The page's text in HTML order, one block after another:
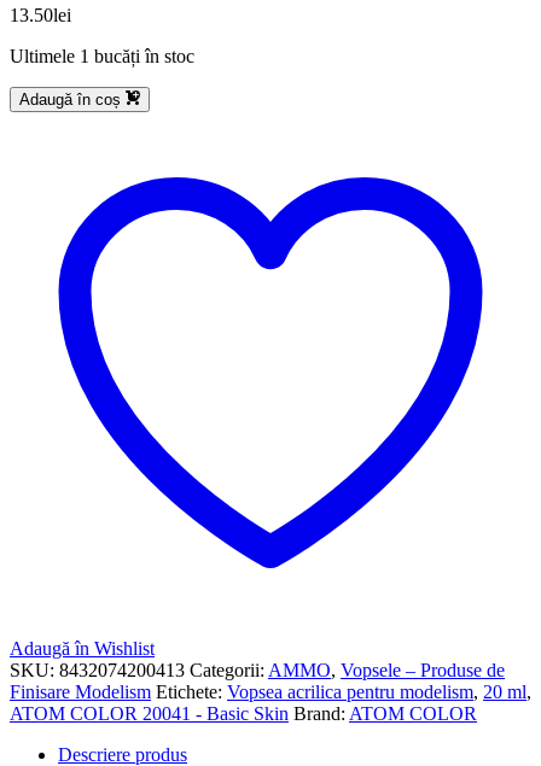
13.50lei
Ultimele 1 bucăți în stoc
Adaugă în coș
Adaugă în Wishlist
SKU: 8432074200413 Categorii: AMMO, Vopsele – Produse de
Finisare Modelism Etichete: Vopsea acrilica pentru modelism, 20 ml,
ATOM COLOR 20041 - Basic Skin Brand: ATOM COLOR
Descriere produs